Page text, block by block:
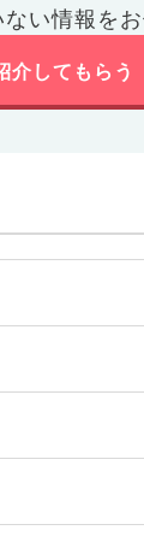
い情報をお
介してもらう